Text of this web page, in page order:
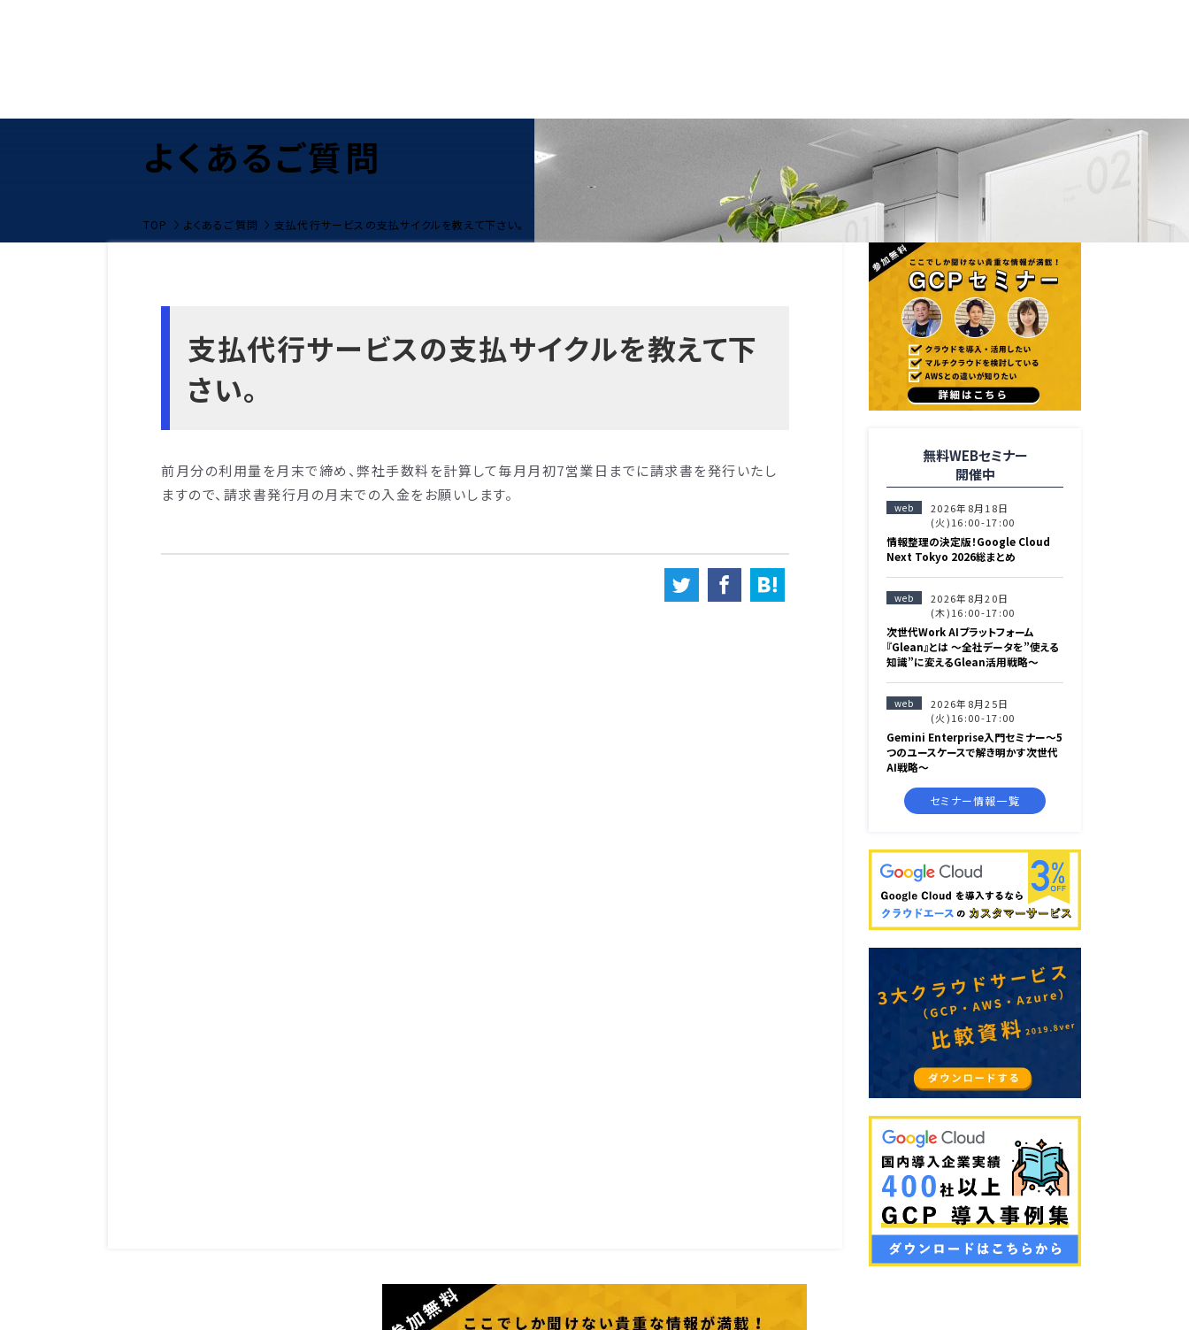
よくあるご質問
TOP よくあるご質問 支払代行サービスの支払サイクルを教えて下さい。
支払代行サービスの支払サイクルを教えて下
さい。
前月分の利用量を月末で締め、弊社手数料を計算して毎月月初7営業日までに請求書を発行いたし
ますので、請求書発行月の月末での入金をお願いします。
無料WEBセミナー
開催中
web
2026年8月18日
(火)16:00-17:00
情報整理の決定版！Google Cloud
Next Tokyo 2026総まとめ
web
2026年8月20日
(木)16:00-17:00
次世代Work AIプラットフォーム
『Glean』とは 〜全社データを”使える
知識”に変えるGlean活用戦略〜
web
2026年8月25日
(火)16:00-17:00
Gemini Enterprise入門セミナー〜5
つのユースケースで解き明かす次世代
AI戦略〜
セミナー情報一覧